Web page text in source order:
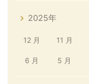
2025年
12 月 11 月
6 月 5 月